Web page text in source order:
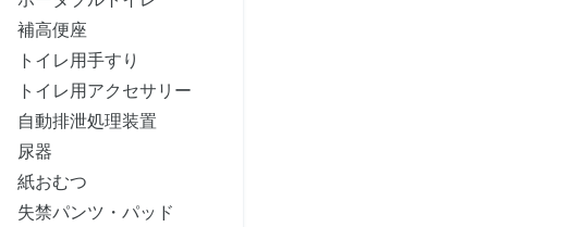
補高便座
トイレ用手すり
トイレ用アクセサリー
自動排泄処理装置
尿器
紙おむつ
失禁パンツ・パッド